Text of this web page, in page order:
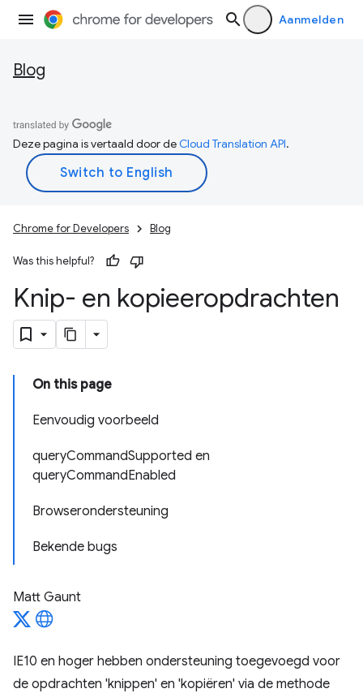
Aanmelden
Blog
Deze pagina is vertaald door deCloud Translation API.
Chrome for Developers Blog
Was this helpful?
Knip- en kopieeropdrachten
On this page
Eenvoudig voorbeeld
queryCommandSupported en
queryCommandEnabled
Browserondersteuning
Bekende bugs
Matt Gaunt
IE10 en hoger hebben ondersteuning toegevoegd voor
de opdrachten 'knippen' en 'kopiëren' via de methode